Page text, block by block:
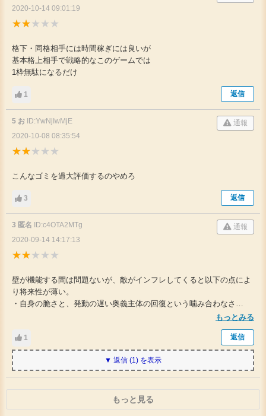
2020-10-14 09:01:19
格下・同格相手には時間稼ぎには良いが
基本格上相手で戦略的なこのゲームでは
1枠無駄になるだけ
1 返信
5 お ID:YwNjIwMjE
通報
2020-10-08 08:35:54
こんなゴミを過大評価するのやめろ
3 返信
3 匿名 ID:c4OTA2MTg
通報
2020-09-14 14:17:13
壁が機能する間は問題ないが、敵がインフレしてくると以下の点によ
り将来性が薄い。
・自身の脆さと、発動の遅い奥義主体の回復という噛み合わなさ
もっとみる
1 返信
▼ 返信 (1) を表示
もっと見る